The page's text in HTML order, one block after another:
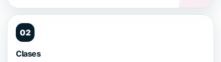
02
Clases